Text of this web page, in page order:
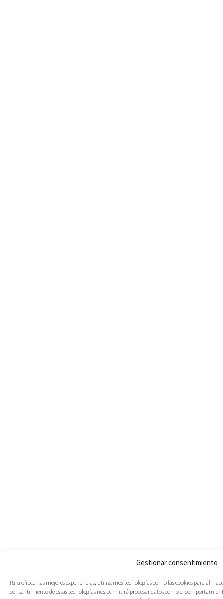
Gestionar consentimiento
Para ofrecer las mejores experiencias, utilizamos tecnologías como las cookies para
consentimiento de estas tecnologías nos permitirá procesar datos como el